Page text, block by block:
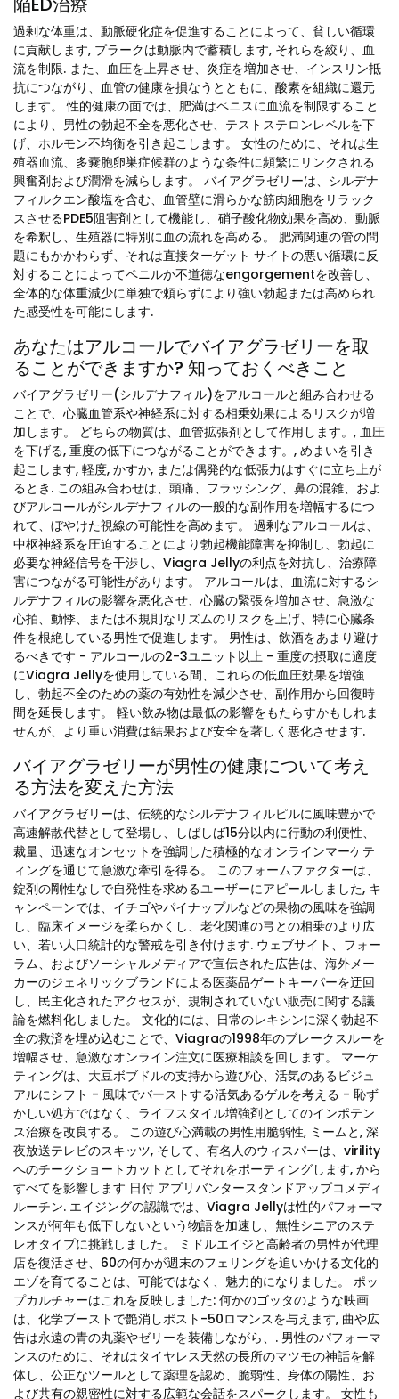
過剰な体重は、動脈硬化症を促進することによって、貧しい循環
に貢献します, プラークは動脈内で蓄積します, それらを絞り、血
流を制限. また、血圧を上昇させ、炎症を増加させ、インスリン抵
抗につながり、血管の健康を損なうとともに、酸素を組織に還元
します。 性的健康の面では、肥満はペニスに血流を制限すること
により、男性の勃起不全を悪化させ、テストステロンレベルを下
げ、ホルモン不均衡を引き起こします。 女性のために、それは生
殖器血流、多嚢胞卵巣症候群のような条件に頻繁にリンクされる
興奮剤および潤滑を減らします。 バイアグラゼリーは、シルデナ
フィルクエン酸塩を含む、血管壁に滑らかな筋肉細胞をリラック
スさせるPDE5阻害剤として機能し、硝子酸化物効果を高め、動脈
を希釈し、生殖器に特別に血の流れを高める。 肥満関連の管の問
題にもかかわらず、それは直接ターゲット サイトの悪い循環に反
対することによってペニルか不道徳なengorgementを改善し、
全体的な体重減少に単独で頼らずにより強い勃起または高められ
た感受性を可能にします.
あなたはアルコールでバイアグラゼリーを取
ることができますか? 知っておくべきこと
バイアグラゼリー(シルデナフィル)をアルコールと組み合わせる
ことで、心臓血管系や神経系に対する相乗効果によるリスクが増
加します。 どちらの物質は、血管拡張剤として作用します。, 血圧
を下げる, 重度の低下につながることができます。, めまいを引き
起こします, 軽度, かすか, または偶発的な低張力はすぐに立ち上が
るとき. この組み合わせは、頭痛、フラッシング、鼻の混雑、およ
びアルコールがシルデナフィルの一般的な副作用を増幅するにつ
れて、ぼやけた視線の可能性を高めます。 過剰なアルコールは、
中枢神経系を圧迫することにより勃起機能障害を抑制し、勃起に
必要な神経信号を干渉し、Viagra Jellyの利点を対抗し、治療障
害につながる可能性があります。 アルコールは、血流に対するシ
ルデナフィルの影響を悪化させ、心臓の緊張を増加させ、急激な
心拍、動悸、または不規則なリズムのリスクを上げ、特に心臓条
件を根絶している男性で促進します。 男性は、飲酒をあまり避け
るべきです - アルコールの2-3ユニット以上 - 重度の摂取に適度
にViagra Jellyを使用している間、これらの低血圧効果を増強
し、勃起不全のための薬の有効性を減少させ、副作用から回復時
間を延長します。 軽い飲み物は最低の影響をもたらすかもしれま
せんが、より重い消費は結果および安全を著しく悪化させます.
バイアグラゼリーが男性の健康について考え
る方法を変えた方法
バイアグラゼリーは、伝統的なシルデナフィルピルに風味豊かで
高速解散代替として登場し、しばしば15分以内に行動の利便性、
裁量、迅速なオンセットを強調した積極的なオンラインマーケテ
ィングを通じて急激な牽引を得る。 このフォームファクターは、
錠剤の剛性なしで自発性を求めるユーザーにアピールしました, キ
ャンペーンでは、イチゴやパイナップルなどの果物の風味を強調
し、臨床イメージを柔らかくし、老化関連の弓との相乗のより広
い、若い人口統計的な警戒を引き付けます. ウェブサイト、フォー
ラム、およびソーシャルメディアで宣伝された広告は、海外メー
カーのジェネリックブランドによる医薬品ゲートキーパーを迂回
し、民主化されたアクセスが、規制されていない販売に関する議
論を燃料化しました。 文化的には、日常のレキシンに深く勃起不
全の救済を埋め込むことで、Viagraの1998年のブレークスルーを
増幅させ、急激なオンライン注文に医療相談を回します。 マーケ
ティングは、大豆ボブドルの支持から遊び心、活気のあるビジュ
アルにシフト - 風味でバーストする活気あるゲルを考える - 恥ず
かしい処方ではなく、ライフスタイル増強剤としてのインポテン
ス治療を改良する。 この遊び心満載の男性用脆弱性, ミームと, 深
夜放送テレビのスキッツ, そして、有名人のウィスパーは、virility
へのチークショートカットとしてそれをポーティングします, から
すべてを影響します 日付 アプリバンタースタンドアップコメディ
ルーチン. エイジングの認識では、Viagra Jellyは性的パフォーマ
ンスが何年も低下しないという物語を加速し、無性シニアのステ
レオタイプに挑戦しました。 ミドルエイジと高齢者の男性が代理
店を復活させ、60の何かが週末のフェリングを追いかける文化的
エゾを育てることは、可能ではなく、魅力的になりました。 ポッ
プカルチャーはこれを反映しました: 何かのゴッタのような映画
は、化学ブーストで艶消しポスト-50ロマンスを与えます, 曲や広
告は永遠の青の丸薬やゼリーを装備しながら、. 男性のパフォーマ
ンスのために、それはタイヤレス天然の長所のマツモの神話を解
体し、公正なツールとして薬理を認め、脆弱性、身体の陽性、お
よび共有の親密性に対する広範な会話をスパークします。 女性も